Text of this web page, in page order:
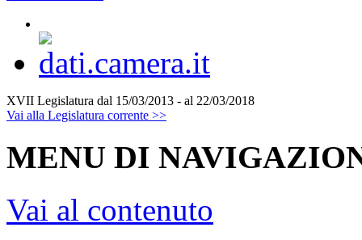
XVII Legislatura dal 15/03/2013 - al 22/03/2018
Vai alla Legislatura corrente >>
MENU DI
Vai al contenuto